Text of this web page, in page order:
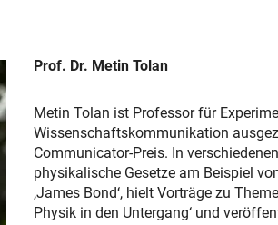
Prof. Dr. Metin Tolan
Metin Tolan ist Professor für
Wissenschaftskommunikation
Communicator-Preis. In
physikalische Gesetze am Beispiel
‚James Bond‘, hielt Vorträge zu
Physik in den Untergang‘ und